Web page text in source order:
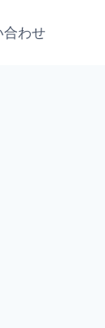
合わせ